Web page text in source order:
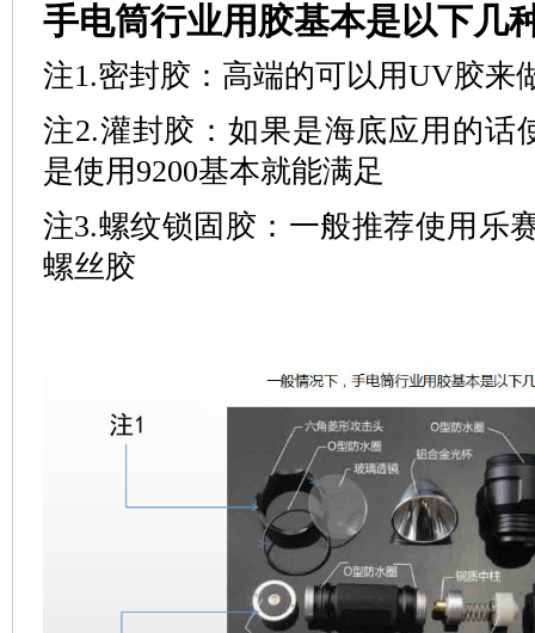
手电筒行业用胶基本是以下几
注1.密封胶：高端的可以用UV胶来
注2.灌封胶：如果是海底应用的话
是使用9200基本就能满足
注3.螺纹锁固胶：一般推荐使用乐
螺丝胶